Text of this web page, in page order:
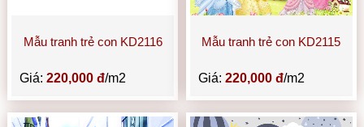
Mẫu tranh trẻ con KD2116
Giá:220,000 đ/m2
Mẫu tranh trẻ con KD2115
Giá: 220,000 đ/m2